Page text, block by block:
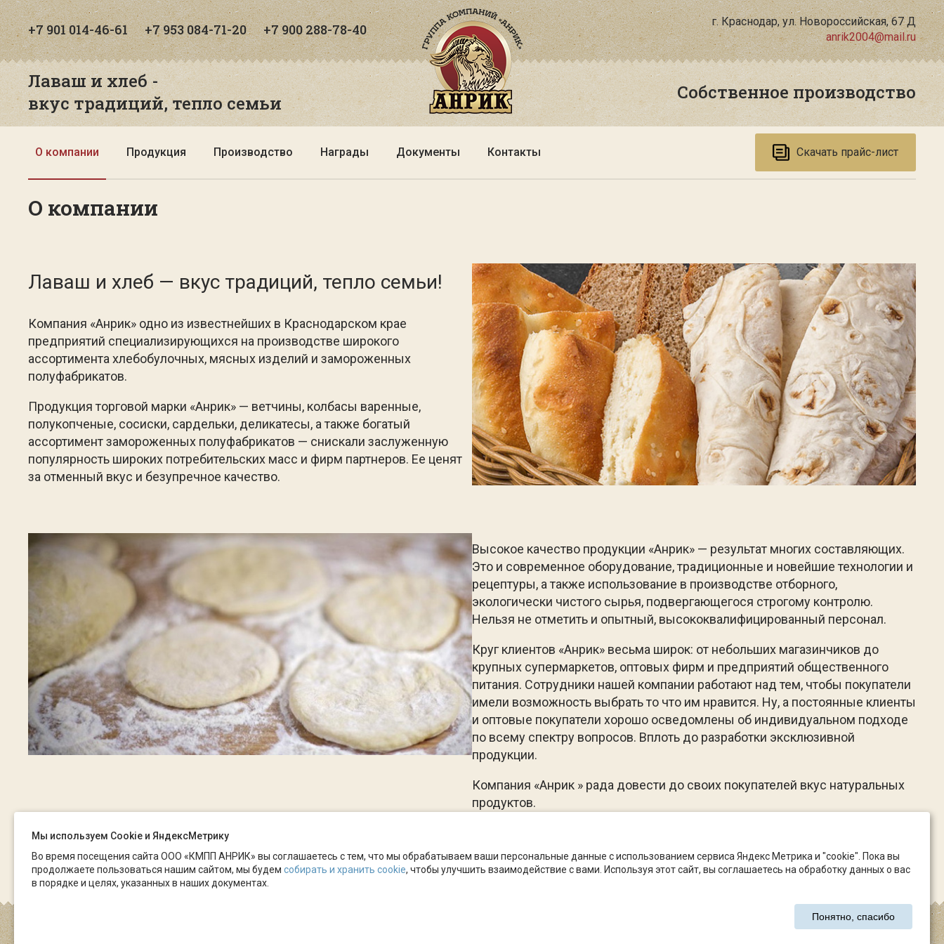
+7 901 014-46-61 +7 953 084-71-20 +7 900 288-78-40
г. Краснодар, ул. Новороссийская, 67 Д
anrik2004@mail.ru
Лаваш и хлеб -
вкус традиций, тепло семьи
Собственное производство
О компании Продукция Производство Награды Документы Контакты Скачать прайс-лист
О компании
Лаваш и хлеб — вкус традиций, тепло семьи!
Компания «Анрик» одно из известнейших в Краснодарском крае
предприятий специализирующихся на производстве широкого
ассортимента хлебобулочных, мясных изделий и замороженных
полуфабрикатов.
Продукция торговой марки «Анрик» — ветчины, колбасы варенные,
полукопченые, сосиски, сардельки, деликатесы, а также богатый
ассортимент замороженных полуфабрикатов — снискали заслуженную
популярность широких потребительских масс и фирм партнеров. Ее ценят
за отменный вкус и безупречное качество.
Высокое качество продукции «Анрик» — результат многих составляющих.
Это и современное оборудование, традиционные и новейшие технологии и
рецептуры, а также использование в производстве отборного,
экологически чистого сырья, подвергающегося строгому контролю.
Нельзя не отметить и опытный, высококвалифицированный персонал.
Круг клиентов «Анрик» весьма широк: от небольших магазинчиков до
крупных супермаркетов, оптовых фирм и предприятий общественного
питания. Сотрудники нашей компании работают над тем, чтобы покупатели
имели возможность выбрать то что им нравится. Ну, а постоянные клиенты
и оптовые покупатели хорошо осведомлены об индивидуальном подходе
по всему спектру вопросов. Вплоть до разработки эксклюзивной
продукции.
Компания «Анрик » рада довести до своих покупателей вкус натуральных
продуктов.
Мы используем Сookie и ЯндексМетрику
Во время посещения сайта ООО «КМПП АНРИК» вы соглашаетесь с тем, что мы обрабатываем ваши персональные данные с использованием сервиса Яндекс Метрика и "cookie". Пока вы
продолжаете пользоваться нашим сайтом, мы будем собирать и хранить cookie, чтобы улучшить взаимодействие с вами. Используя этот сайт, вы соглашаетесь на обработку данных о вас
в порядке и целях, указанных в наших документах.
Понятно, спасибо